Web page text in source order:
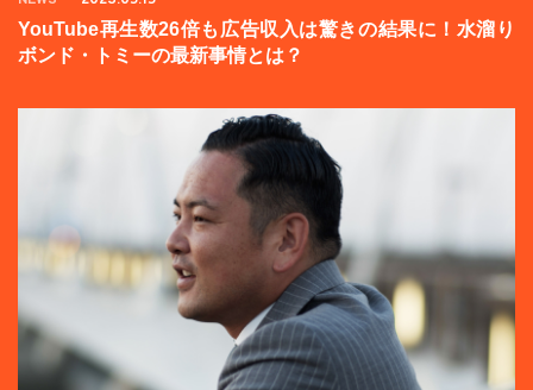
YouTube再生数26倍も広告収入は驚きの結果に！水溜り
ボンド・トミーの最新事情とは？